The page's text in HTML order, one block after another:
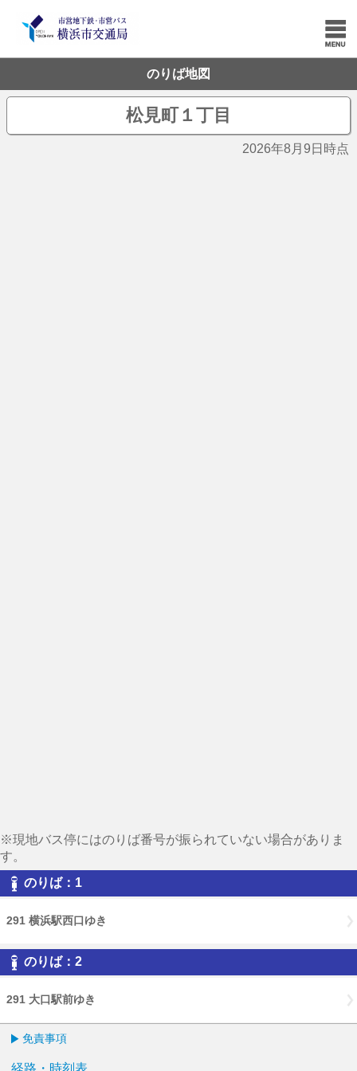
のりば地図
松見町１丁目
2026年8月9日時点
※現地バス停にはのりば番号が振られていない場合がありま
す。
のりば：1
291 横浜駅西口ゆき
のりば：2
291 大口駅前ゆき
免責事項